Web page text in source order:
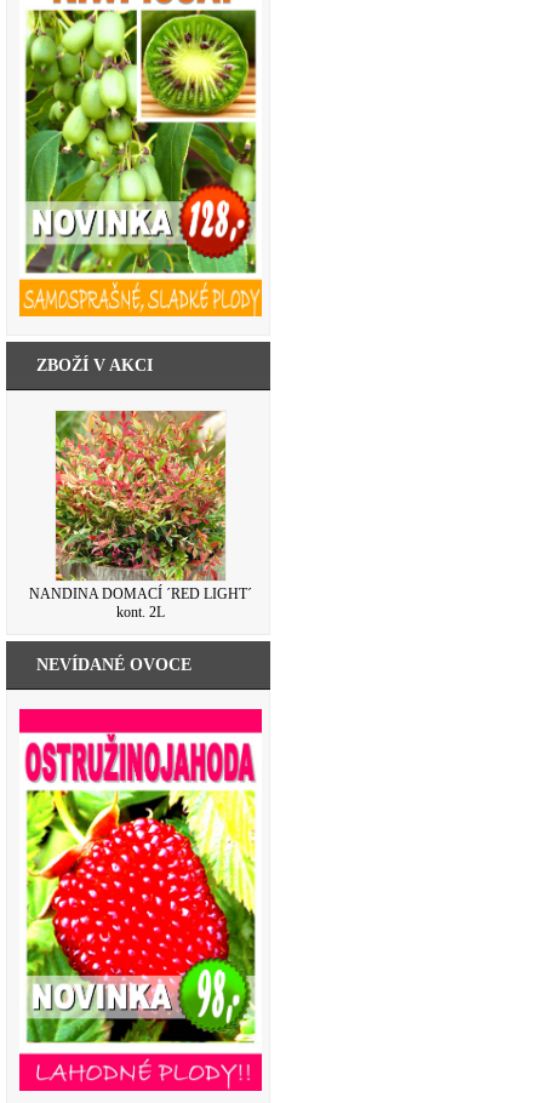
ZBOŽÍ V AKCI
NANDINA DOMACÍ ´RED LIGHT´
kont. 2L
NEVÍDANÉ OVOCE